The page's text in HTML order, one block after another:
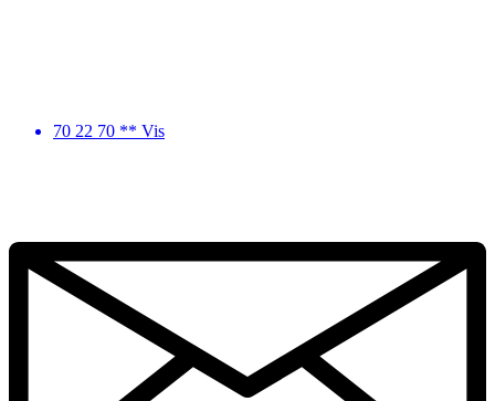
70 22 70 ** Vis